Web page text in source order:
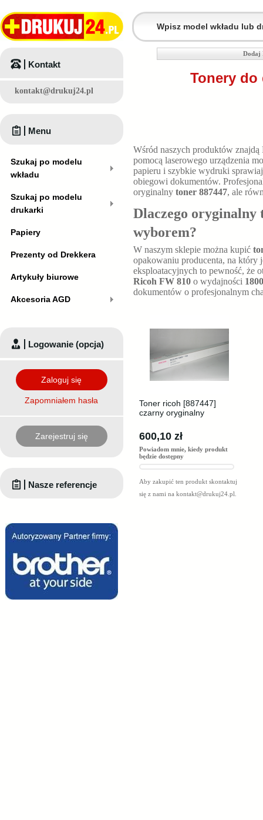
Dodaj
Tonery do
Wśród naszych produktów
pomocą laserowego urządzenia
papieru i szybkie wydruki
obiegowi dokumentów.
oryginalny toner 887447, ale
Dlaczego oryginalny
wyborem?
W naszym sklepie można kupić
opakowaniu producenta, na który
eksploatacyjnych to pewność, że
Ricoh FW 810 o wydajności
dokumentów o profesjonalnym
Toner ricoh [887447]
czarny oryginalny
600,10 zł
Powiadom mnie, kiedy produkt
będzie dostępny
Aby zakupić ten produkt skontaktuj
się z nami na kontakt@drukuj24.pl
Kontakt
kontakt@drukuj24.pl
Menu
Szukaj po modelu
wkładu
Szukaj po modelu
drukarki
Papiery
Prezenty od Drekkera
Artykuły biurowe
Akcesoria AGD
Logowanie (opcja)
Zaloguj się
Zapomniałem hasła
Zarejestruj się
Nasze referencje